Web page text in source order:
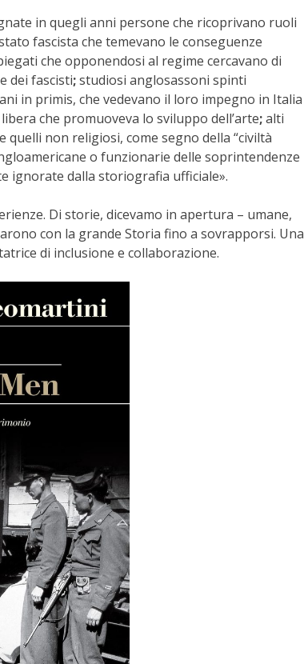
in quegli anni persone che ricoprivano ruoli
fascista che temevano le conseguenze
che opponendosi al regime cercavano di
dei fascisti;studiosi anglosassoni spinti
in primis, che vedevano il loro impegno in Italia
che promuoveva lo sviluppo dell’arte;alti
quelli non religiosi, come segno della “civiltà
o funzionarie delle soprintendenze
ignorate dalla storiografia ufficiale».
Di storie, dicevamo in apertura – umane,
con la grande Storia fino a sovrapporsi. Una
di inclusione e collaborazione.